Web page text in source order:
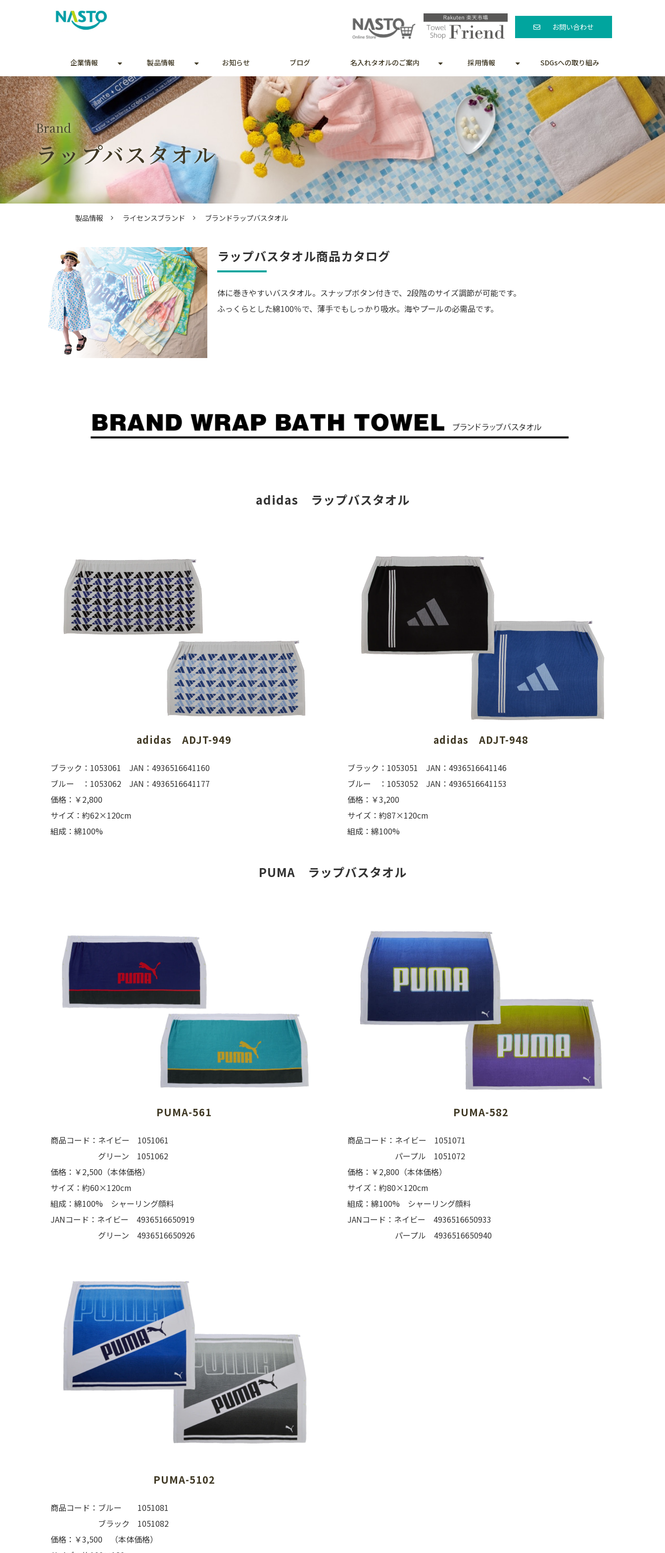
お問い合わせ
企業情報 製品情報 お知らせ ブログ 名入れタオルのご案内 採用情報 SDGsへの取り組み
Brand
ラップバスタオル
製品情報 ライセンスブランド ブランドラップバスタオル
ラップバスタオル商品カタログ
体に巻きやすいバスタオル。スナップボタン付きで、2段階のサイズ調節が可能です。
ふっくらとした綿100％で、薄手でもしっかり吸水。海やプールの必需品です。
adidas　ラップバスタオル
adidas　ADJT-949
ブラック：1053061 JAN：4936516641160
ブルー ：1053062 JAN：4936516641177
価格：￥2,800
サイズ：約62×120cm
組成：綿100%
adidas　ADJT-948
ブラック：1053051 JAN：4936516641146
ブルー ：1053052 JAN：4936516641153
価格：￥3,200
サイズ：約87×120cm
組成：綿100%
PUMA　ラップバスタオル
PUMA-561
商品コード：ネイビー 1051061
グリーン 1051062
価格：￥2,500（本体価格）
サイズ：約60×120cm
組成：綿100% シャーリング顔料
JANコード：ネイビー 4936516650919
グリーン 4936516650926
PUMA-582
商品コード：ネイビー 1051071
パープル 1051072
価格：￥2,800（本体価格）
サイズ：約80×120cm
組成：綿100% シャーリング顔料
JANコード：ネイビー 4936516650933
パープル 4936516650940
PUMA-5102
商品コード：ブルー 1051081
ブラック 1051082
価格：￥3,500 （本体価格）